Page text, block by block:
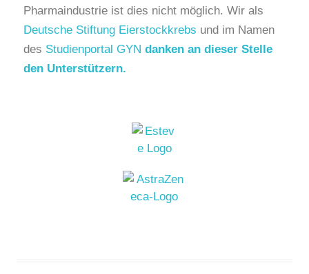
Pharmaindustrie ist dies nicht möglich. Wir als
Deutsche Stiftung Eierstockkrebs und im Namen
des Studienportal GYN danken an dieser Stelle
den Unterstützern.